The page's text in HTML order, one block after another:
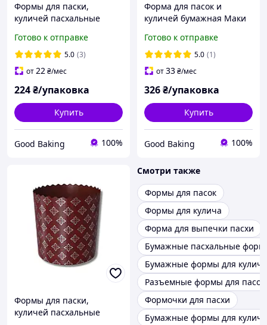
Формы для паски,
куличей пасхальные
85мм / Форма для
выпечки пасок с цветами
одноразовая 50 шт/уп
Готово к отправке
5.0 (3)
от22₴/мес
224₴/упаковка
Купить
Good Baking 100%
Форма для пасок и
куличей бумажная Маки
50шт/уп. / Формы
пасхальные одноразовые
Готово к отправке
5.0 (1)
от33₴/мес
326₴/упаковка
Купить
Good Baking 100%
Формы для паски,
куличей пасхальные
Смотри также
Формы для пасок
Формы для кулича
Форма для выпечки пасхи
Бумажные пасхальные
Бумажные формы для
Разъемные формы для пасок
Формочки для пасхи
Бумажные формы для